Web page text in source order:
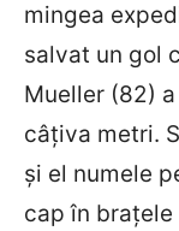
mingea
salvat un gol
Mueller (82)
câțiva metri.
și el numele
cap în brațele